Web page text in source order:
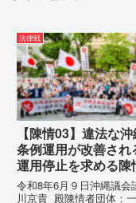
法律戦
【陳情03】違法な
条例運用が改善され
運用停止を求める陳
令和8年6月９日沖縄議会
川京貴 殿陳情者団体：